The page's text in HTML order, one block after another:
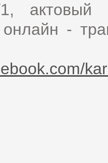
1,
онлайн -